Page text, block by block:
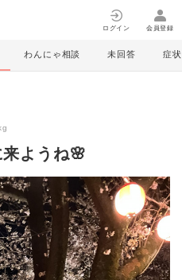
ログイン 会員登録
わんにゃ相談 未回答 症状
ようね🌸